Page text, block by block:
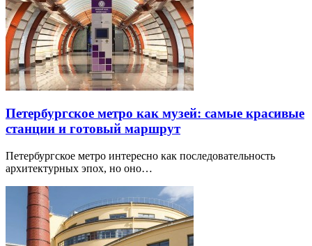
Петербургское метро как музей: самые красивые
станции и готовый маршрут
Петербургское метро интересно как последовательность
архитектурных эпох, но оно…